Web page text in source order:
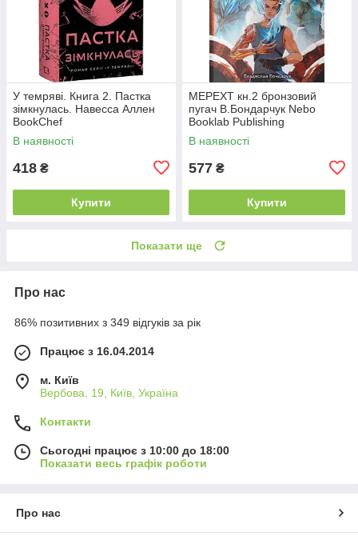
У темряві. Книга 2. Пастка
зімкнулась. Навесса Аллен
BookChef
В наявності
418 ₴
Купити
МЕРЕХТ кн.2 бронзовий
пугач В.Бондарчук Nebo
Booklab Publishing
В наявності
577 ₴
Купити
Показати ще
Про нас
86% позитивних з 349 відгуків за рік
Працює з 16.04.2014
м. Київ
Вербова, 19, Київ, Україна
Контакти
Сьогодні працює з 10:00 до 18:00
Показати весь графік роботи
Про нас